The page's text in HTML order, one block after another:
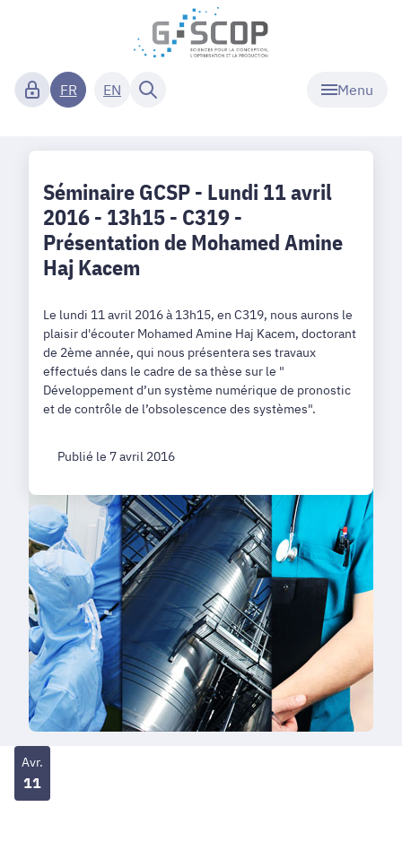
Menu
FR EN
Séminaire GCSP - Lundi 11 avril
2016 - 13h15 - C319 -
Présentation de Mohamed Amine
Haj Kacem
Le lundi 11 avril 2016 à 13h15, en C319, nous aurons le
plaisir d'écouter Mohamed Amine Haj Kacem, doctorant
de 2ème année, qui nous présentera ses travaux
effectués dans le cadre de sa thèse sur le "
Développement d’un système numérique de pronostic
et de contrôle de l’obsolescence des systèmes".
Publié le 7 avril 2016
Avr.
11